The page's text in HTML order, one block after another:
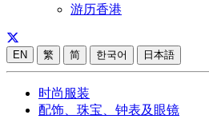
游历香港
EN 繁 简 한국어 日本語
时尚服装
配饰、珠宝、钟表及眼镜